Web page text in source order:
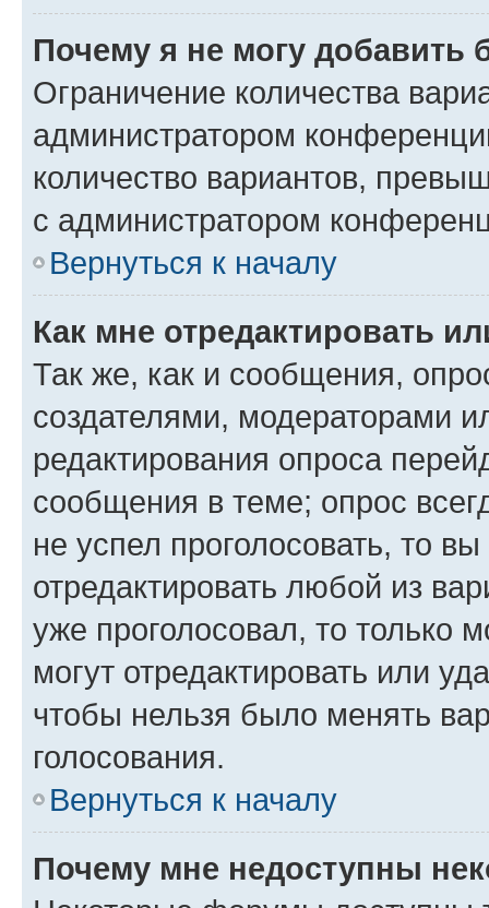
Почему я не могу добавить
Ограничение количества
администратором
количество вариантов,
с администратором
Вернуться к началу
Как мне отредактировать
Так же, как и сообщения,
создателями, модераторами
редактирования опроса
сообщения в теме; опрос
не успел проголосовать, то
отредактировать любой из
уже проголосовал, то только
могут отредактировать или
чтобы нельзя было менять
голосования.
Вернуться к началу
Почему мне недоступны